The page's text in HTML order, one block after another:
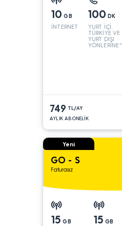
10 GB
İNTERNET
100 DK
YURT İÇİ,
TÜRKİYE VE
YURT DIŞI
YÖNLERİNE*
749 TL/AY
AYLIK ABONELİK
Yeni
GO - S
Faturasız
15 GB 15 GB